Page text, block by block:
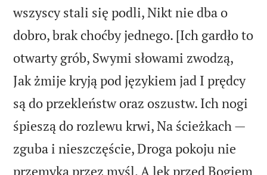
wszyscy stali się podli, Nikt nie dba o
dobro, brak choćby jednego. [Ich gardło to
otwarty grób, Swymi słowami zwodzą,
Jak żmije kryją pod językiem jad I prędcy
są do przekleństw oraz oszustw. Ich nogi
śpieszą do rozlewu krwi, Na ścieżkach —
zguba i nieszczęście, Droga pokoju nie
przemyka przez myśl, A lęk przed Bogiem